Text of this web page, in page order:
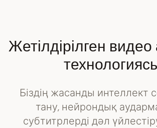
Жетілдірілген
Біздің жасанды интеллект
тану, нейрондық
субтитрлерді дәл